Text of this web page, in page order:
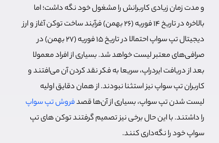
و مدت زمان زیادی کاربرانش را مشغول خود نگه‌ داشت؛ اما
بالاخره در تاریخ 14 فوریه (26 بهمن) فرآیند ساخت توکن آغاز و ارز
دیجیتال تپ سواپ احتمالا در تاریخ 15 فوریه (27 بهمن) در
صرافی‌های معتبر لیست خواهد شد. بسیاری از افراد معمولا
بعد از دریافت ایردراپ، سریعا به فکر نقد کردن آن می‌افتند و
کاربران تپ سواپ نیز استثنا نبودند. از همان دقایق اولیه
لیست شدن تپ سواپ، بسیاری از آن‌ها قصدفروش تپ سواپ
را داشتند. با این حال برخی نیز تصمیم گرفتند توکن های تپ
سواپ خود را نگه‌داری کنند.